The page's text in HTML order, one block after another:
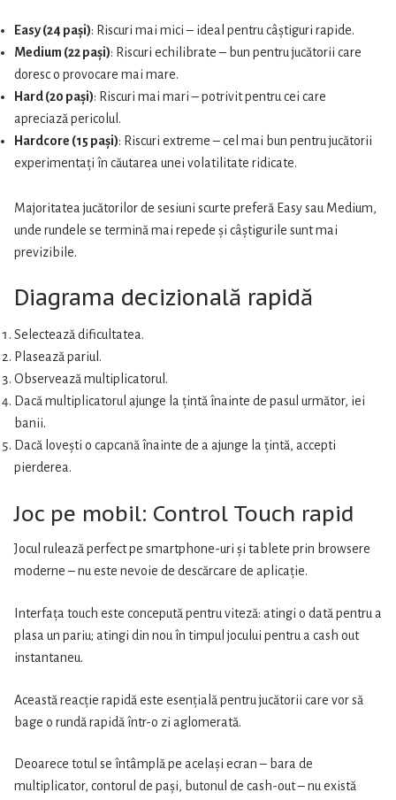
Easy (24 pași): Riscuri mai mici – ideal pentru câștiguri rapide.
Medium (22 pași): Riscuri echilibrate – bun pentru jucătorii care
doresc o provocare mai mare.
Hard (20 pași): Riscuri mai mari – potrivit pentru cei care
apreciază pericolul.
Hardcore (15 pași): Riscuri extreme – cel mai bun pentru jucătorii
experimentați în căutarea unei volatilitate ridicate.
Majoritatea jucătorilor de sesiuni scurte preferă Easy sau Medium,
unde rundele se termină mai repede și câștigurile sunt mai
previzibile.
Diagrama decizională rapidă
Selectează dificultatea.
Plasează pariul.
Observează multiplicatorul.
Dacă multiplicatorul ajunge la țintă înainte de pasul următor, iei
banii.
Dacă lovești o capcană înainte de a ajunge la țintă, accepti
pierderea.
Joc pe mobil: Control Touch rapid
Jocul rulează perfect pe smartphone-uri și tablete prin browsere
moderne – nu este nevoie de descărcare de aplicație.
Interfața touch este concepută pentru viteză: atingi o dată pentru a
plasa un pariu; atingi din nou în timpul jocului pentru a cash out
instantaneu.
Această reacție rapidă este esențială pentru jucătorii care vor să
bage o rundă rapidă într-o zi aglomerată.
Deoarece totul se întâmplă pe același ecran – bara de
multiplicator, contorul de pași, butonul de cash-out – nu există